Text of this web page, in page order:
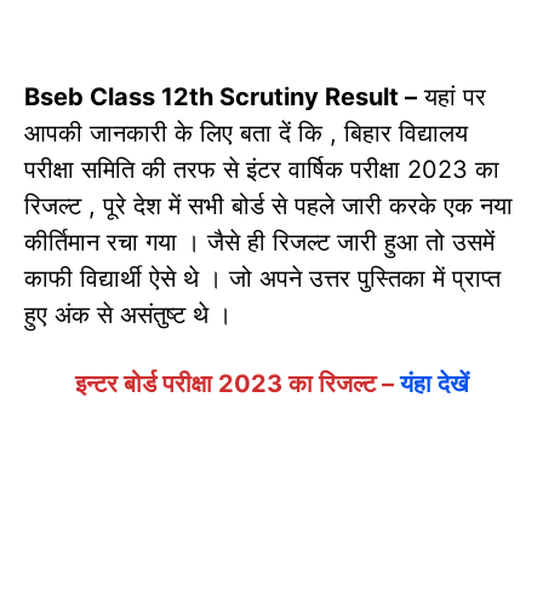
Bseb Class 12th Scrutiny Result – यहां पर
आपकी जानकारी के लिए बता दें कि , बिहार विद्यालय
परीक्षा समिति की तरफ से इंटर वार्षिक परीक्षा 2023 का
रिजल्ट , पूरे देश में सभी बोर्ड से पहले जारी करके एक नया
कीर्तिमान रचा गया । जैसे ही रिजल्ट जारी हुआ तो उसमें
काफी विद्यार्थी ऐसे थे । जो अपने उत्तर पुस्तिका में प्राप्त
हुए अंक से असंतुष्ट थे ।
इन्टर बोर्ड परीक्षा 2023 का रिजल्ट –यंहा देखें